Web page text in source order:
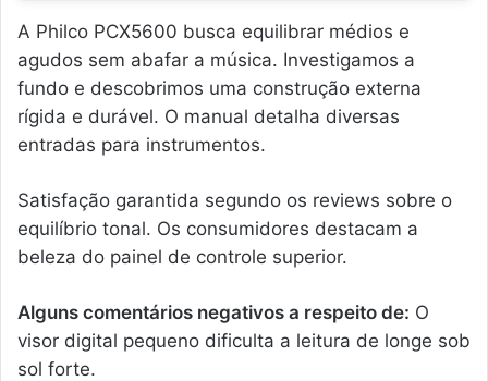
A Philco PCX5600 busca equilibrar médios e
agudos sem abafar a música. Investigamos a
fundo e descobrimos uma construção externa
rígida e durável. O manual detalha diversas
entradas para instrumentos.
Satisfação garantida segundo os reviews sobre o
equilíbrio tonal. Os consumidores destacam a
beleza do painel de controle superior.
Alguns comentários negativos a respeito de: O
visor digital pequeno dificulta a leitura de longe sob
sol forte.